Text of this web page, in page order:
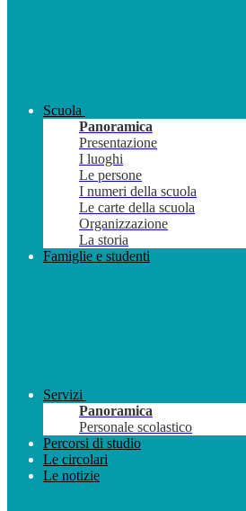
Scuola
Panoramica
Presentazione
I luoghi
Le persone
I numeri della scuola
Le carte della scuola
Organizzazione
La storia
Famiglie e studenti
Servizi
Panoramica
Personale scolastico
Percorsi di studio
Le circolari
Le notizie